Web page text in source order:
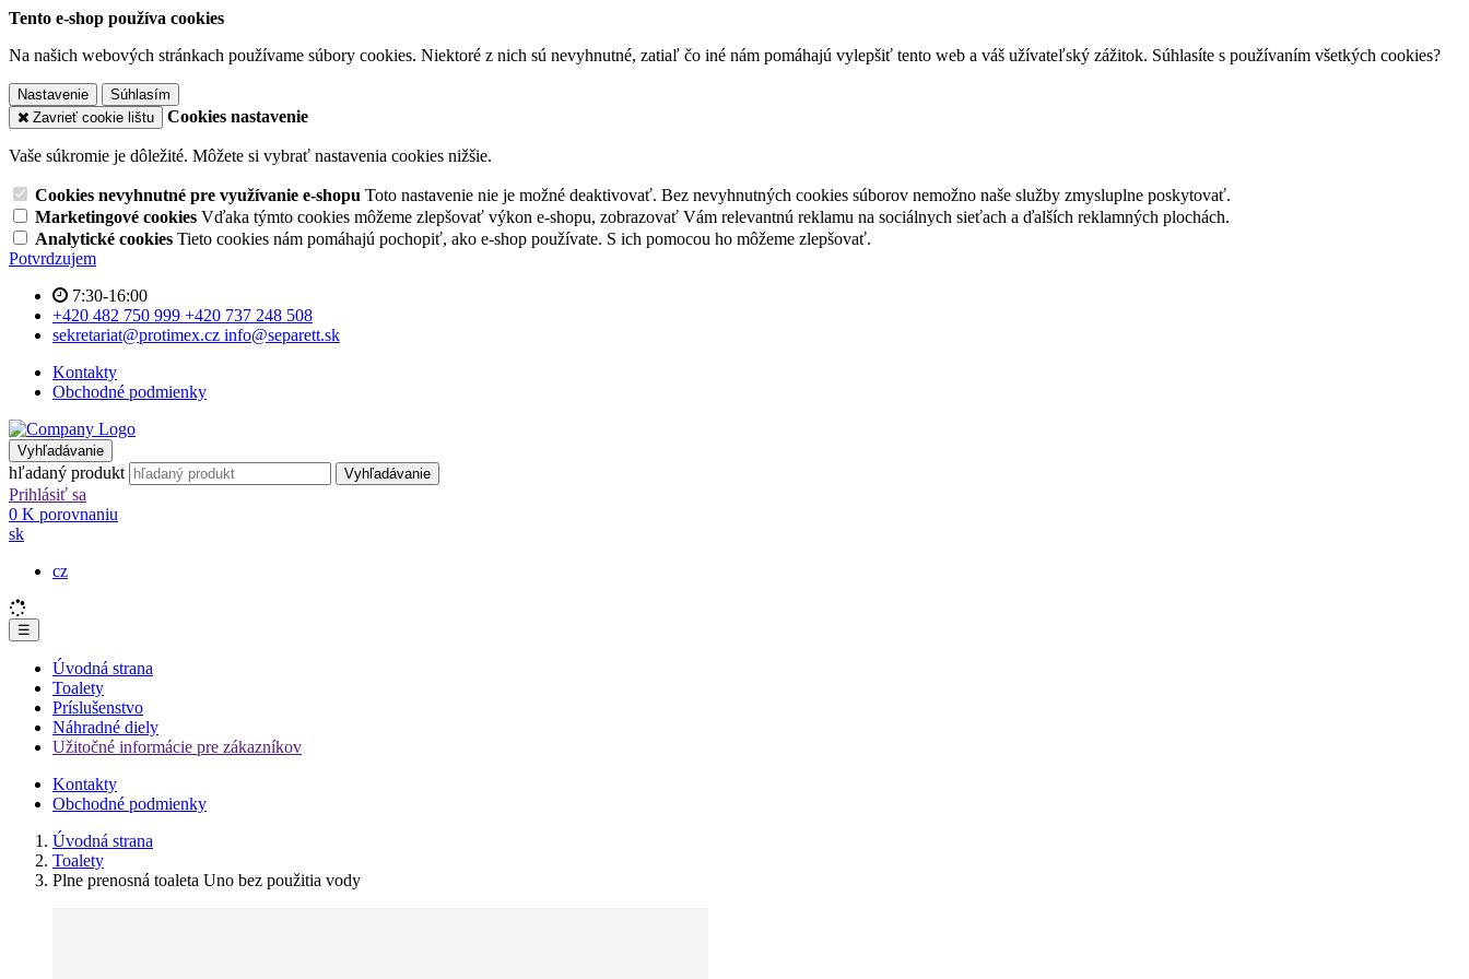
Tento e-shop používa cookies
Na našich webových stránkach používame súbory cookies. Niektoré z nich sú nevyhnutné, zatiaľ čo iné nám pomáhajú vylepšiť tento web a váš užívateľský zážitok. Súhlasíte s používaním všetkých cookies?
Nastavenie
Súhlasím
Zavrieť cookie lištu
Cookies nastavenie
Vaše súkromie je dôležité. Môžete si vybrať nastavenia cookies nižšie.
Cookies nevyhnutné pre využívanie e-shopu Toto nastavenie nie je možné deaktivovať. Bez nevyhnutných cookies súborov nemožno naše služby zmysluplne poskytovať.
Marketingové cookies Vďaka týmto cookies môžeme zlepšovať výkon e-shopu, zobrazovať Vám relevantnú reklamu na sociálnych sieťach a ďalších reklamných plochách.
Analytické cookies Tieto cookies nám pomáhajú pochopiť, ako e-shop používate. S ich pomocou ho môžeme zlepšovať.
Potvrdzujem
7:30-16:00
+420 482 750 999 +420 737 248 508
sekretariat@protimex.cz info@separett.sk
Kontakty
Obchodné podmienky
Vyhľadávanie
hľadaný produkt Vyhľadávanie
Prihlásiť sa
0 K porovnaniu
sk
cz
☰
Úvodná strana
Toalety
Príslušenstvo
Náhradné diely
Užitočné informácie pre zákazníkov
Kontakty
Obchodné podmienky
Úvodná strana
Toalety
Plne prenosná toaleta Uno bez použitia vody